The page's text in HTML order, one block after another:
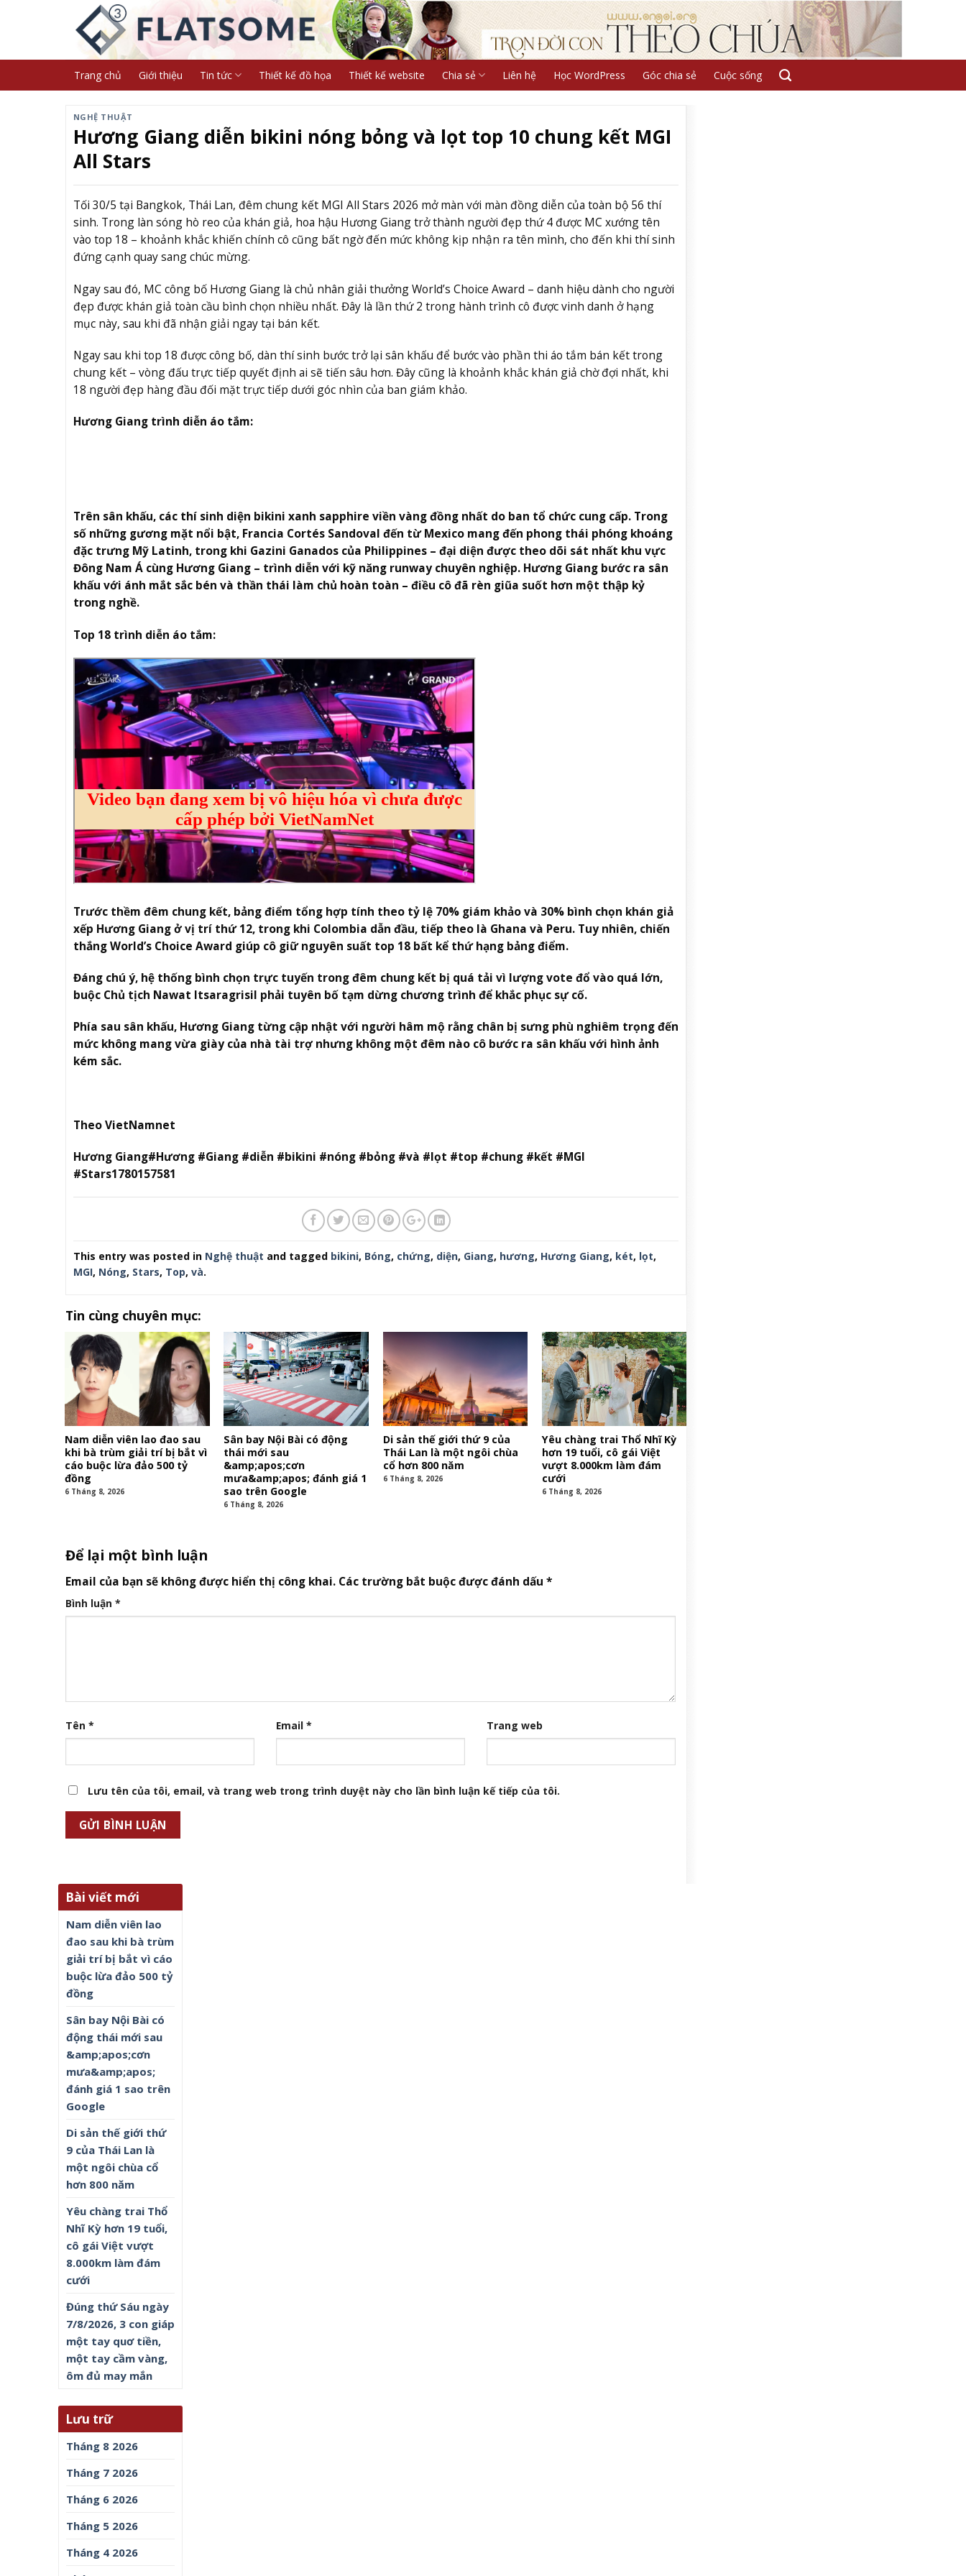
Trang chủ Giới thiệu Tin tức Thiết kế đồ họa Thiết kế website Chia sẻ Liên hệ Học WordPress Góc chia sẻ Cuộc sống
NGHỆ THUẬT
Hương Giang diễn bikini nóng bỏng và lọt top 10 chung kết MGI
All Stars
Tối 30/5 tại Bangkok, Thái Lan, đêm chung kết MGI All Stars 2026 mở màn với màn đồng diễn của toàn bộ 56 thí
sinh. Trong làn sóng hò reo của khán giả, hoa hậu Hương Giang trở thành người đẹp thứ 4 được MC xướng tên
vào top 18 – khoảnh khắc khiến chính cô cũng bất ngờ đến mức không kịp nhận ra tên mình, cho đến khi thí sinh
đứng cạnh quay sang chúc mừng.
Ngay sau đó, MC công bố Hương Giang là chủ nhân giải thưởng World’s Choice Award – danh hiệu dành cho người
đẹp được khán giả toàn cầu bình chọn nhiều nhất. Đây là lần thứ 2 trong hành trình cô được vinh danh ở hạng
mục này, sau khi đã nhận giải ngay tại bán kết.
Ngay sau khi top 18 được công bố, dàn thí sinh bước trở lại sân khấu để bước vào phần thi áo tắm bán kết trong
chung kết – vòng đấu trực tiếp quyết định ai sẽ tiến sâu hơn. Đây cũng là khoảnh khắc khán giả chờ đợi nhất, khi
18 người đẹp hàng đầu đối mặt trực tiếp dưới góc nhìn của ban giám khảo.
Hương Giang trình diễn áo tắm:
Trên sân khấu, các thí sinh diện bikini xanh sapphire viền vàng đồng nhất do ban tổ chức cung cấp. Trong
số những gương mặt nổi bật, Francia Cortés Sandoval đến từ Mexico mang đến phong thái phóng khoáng
đặc trưng Mỹ Latinh, trong khi Gazini Ganados của Philippines – đại diện được theo dõi sát nhất khu vực
Đông Nam Á cùng Hương Giang – trình diễn với kỹ năng runway chuyên nghiệp. Hương Giang bước ra sân
khấu với ánh mắt sắc bén và thần thái làm chủ hoàn toàn – điều cô đã rèn giũa suốt hơn một thập kỷ
trong nghề.
Top 18 trình diễn áo tắm:
Trước thềm đêm chung kết, bảng điểm tổng hợp tính theo tỷ lệ 70% giám khảo và 30% bình chọn khán giả
xếp Hương Giang ở vị trí thứ 12, trong khi Colombia dẫn đầu, tiếp theo là Ghana và Peru. Tuy nhiên, chiến
thắng World’s Choice Award giúp cô giữ nguyên suất top 18 bất kể thứ hạng bảng điểm.
Đáng chú ý, hệ thống bình chọn trực tuyến trong đêm chung kết bị quá tải vì lượng vote đổ vào quá lớn,
buộc Chủ tịch Nawat Itsaragrisil phải tuyên bố tạm dừng chương trình để khắc phục sự cố.
Phía sau sân khấu, Hương Giang từng cập nhật với người hâm mộ rằng chân bị sưng phù nghiêm trọng đến
mức không mang vừa giày của nhà tài trợ nhưng không một đêm nào cô bước ra sân khấu với hình ảnh
kém sắc.
Theo VietNamnet
Hương Giang#Hương #Giang #diễn #bikini #nóng #bỏng #và #lọt #top #chung #kết #MGI
#Stars1780157581
This entry was posted in Nghệ thuật and tagged bikini, Bóng, chứng, diện, Giang, hương, Hương Giang, két, lọt,
MGI, Nóng, Stars, Top, và.
Tin cùng chuyên mục:
Nam diễn viên lao đao sau
khi bà trùm giải trí bị bắt vì
cáo buộc lừa đảo 500 tỷ
đồng
6 Tháng 8, 2026
Sân bay Nội Bài có động
thái mới sau
&amp;apos;cơn
mưa&amp;apos; đánh giá 1
sao trên Google
6 Tháng 8, 2026
Di sản thế giới thứ 9 của
Thái Lan là một ngôi chùa
cổ hơn 800 năm
6 Tháng 8, 2026
Yêu chàng trai Thổ Nhĩ Kỳ
hơn 19 tuổi, cô gái Việt
vượt 8.000km làm đám
cưới
6 Tháng 8, 2026
Để lại một bình luận
Email của bạn sẽ không được hiển thị công khai. Các trường bắt buộc được đánh dấu *
Bình luận *
Tên * Email * Trang web
Lưu tên của tôi, email, và trang web trong trình duyệt này cho lần bình luận kế tiếp của tôi.
Bài viết mới
Nam diễn viên lao
đao sau khi bà trùm
giải trí bị bắt vì cáo
buộc lừa đảo 500 tỷ
đồng
Sân bay Nội Bài có
động thái mới sau
&amp;apos;cơn
mưa&amp;apos;
đánh giá 1 sao trên
Google
Di sản thế giới thứ
9 của Thái Lan là
một ngôi chùa cổ
hơn 800 năm
Yêu chàng trai Thổ
Nhĩ Kỳ hơn 19 tuổi,
cô gái Việt vượt
8.000km làm đám
cưới
Đúng thứ Sáu ngày
7/8/2026, 3 con giáp
một tay quơ tiền,
một tay cầm vàng,
ôm đủ may mắn
Lưu trữ
Tháng 8 2026
Tháng 7 2026
Tháng 6 2026
Tháng 5 2026
Tháng 4 2026